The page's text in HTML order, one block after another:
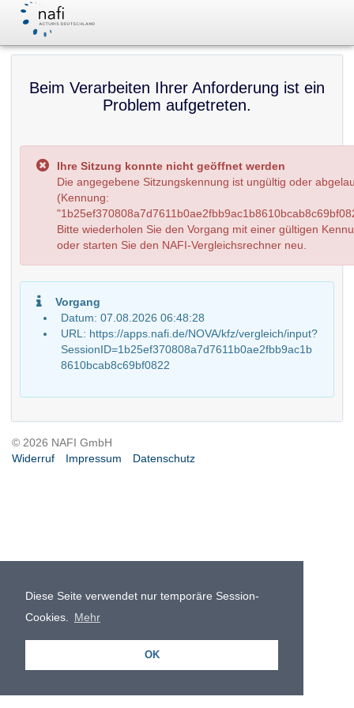
Diese Seite verwendet nur temporäre Session-
Cookies.
Mehr
OK
Beim Verarbeiten Ihrer Anforderung ist ein
Problem aufgetreten.
Ihre Sitzung konnte nicht geöffnet werden
Die angegebene Sitzungskennung ist ungültig oder
(Kennung:
Bitte wiederholen Sie den Vorgang mit einer gültigen
oder starten Sie den NAFI-Vergleichsrechner neu.
Vorgang
Datum: 07.08.2026 06:48:28
URL: https://apps.nafi.de/NOVA/kfz/vergleich/input?
SessionID=1b25ef370808a7d7611b0ae2fbb9ac1b
8610bcab8c69bf0822
© 2026 NAFI GmbH
Widerruf
Impressum Datenschutz